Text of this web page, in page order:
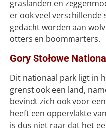
graslanden en
er ook veel
gedacht worden aan
otters en boommarters.
Gory Stołowe
Dit nationaal park ligt in
grenst ook een land,
bevindt zich ook voor
heeft een oppervlakte
is dus niet raar dat het